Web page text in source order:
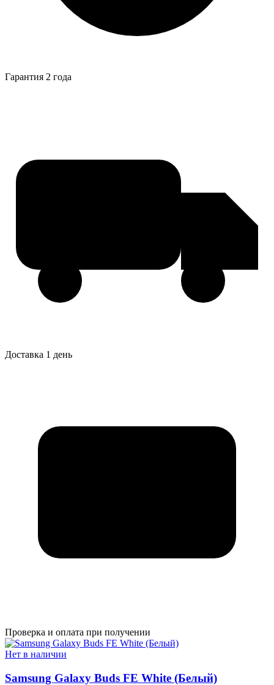
Гарантия 2 года
Доставка 1 день
Проверка и оплата при получении
Нет в наличии
Samsung Galaxy Buds FE White (Белый)